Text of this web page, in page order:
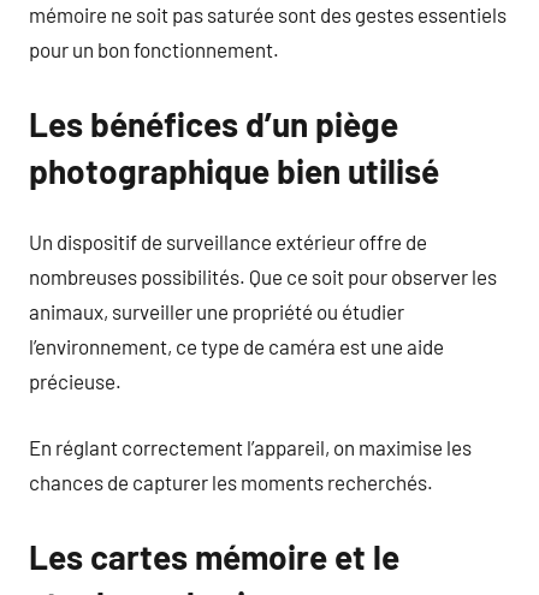
mémoire ne soit pas saturée sont des gestes essentiels
pour un bon fonctionnement.
Les bénéfices d’un piège
photographique bien utilisé
Un dispositif de surveillance extérieur offre de
nombreuses possibilités. Que ce soit pour observer les
animaux, surveiller une propriété ou étudier
l’environnement, ce type de caméra est une aide
précieuse.
En réglant correctement l’appareil, on maximise les
chances de capturer les moments recherchés.
Les cartes mémoire et le